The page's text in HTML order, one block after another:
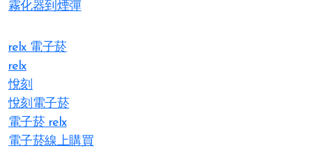
霧化器到煙彈
relx 電子菸
relx
悅刻
悅刻電子菸
電子菸 relx
電子菸線上購買